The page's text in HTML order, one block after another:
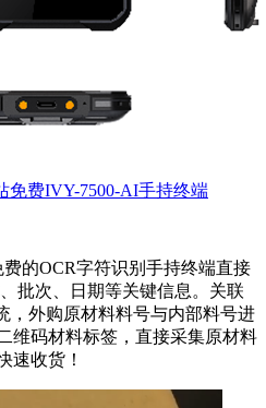
免费IVY-7500-AI手持终端
的OCR字符识别手持终端直接
次、日期等关键信息。关联
，外购原材料料号与内部料号进
维码材料标签，直接采集原材料
货！